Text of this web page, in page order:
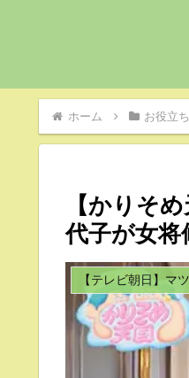
ホーム お役立
【かりそ
代子が女将
【テレビ朝日】マ